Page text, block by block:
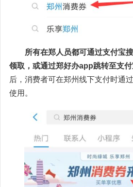
所有在郑人员都可通过支付宝
领取，或通过郑好办app跳转至支
后，消费者可在郑州线下支付时通
使用。